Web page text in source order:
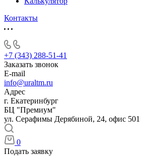
Контакты
+7 (343) 288-51-41
Заказать звонок
E-mail
info@uraltm.ru
Адрес
г. Екатеринбург
БЦ "Премиум"
ул. Серафимы Дерябиной, 24, офис 501
0
Подать заявку